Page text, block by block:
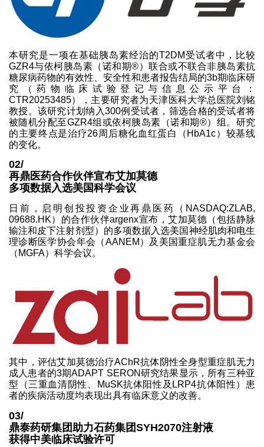
本研究是一项在基础胰岛素经治的T2DM受试者中，比较
GZR4与依柯胰岛素（诺和期®）联合或不联合非胰岛素抗
糖尿病药物的有效性、安全性和患者报告结局的3b期临床研
究（药物临床试验登记与信息公示平台：
CTR20253485），主要研究者为天津医科大学总医院刘铭
教授。该研究计划纳入300例受试者，筛选合格的受试者将
被随机分配至GZR4组或依柯胰岛素（诺和期®）组。研究
的主要终点是治疗26周后糖化血红蛋白（HbA1c）较基线
的变化。
02/
再鼎医药合作伙伴宣布艾加莫德
多项数据入选美国科学会议
日前，启明创投投资企业再鼎医药（NASDAQ:ZLAB,
09688.HK）的合作伙伴argenx宣布，艾加莫德（包括静脉
输注和皮下注射剂型）的多项数据入选美国神经肌肉和电生
理诊断医学协会年会（AANEM）及美国重症肌无力基金会
（MGFA）科学会议。
其中，评估艾加莫德治疗AChR抗体阴性全身型重症肌无力
成人患者的3期ADAPT SERON研究结果显示，所有三种亚
型（三重血清阴性、MuSK抗体阳性及LRP4抗体阳性）患
者的疾病活动度均表现出具有临床意义的改善。
03/
鼎泰药研集团助力石药集团SYH2070注射液
获得中美临床试验许可